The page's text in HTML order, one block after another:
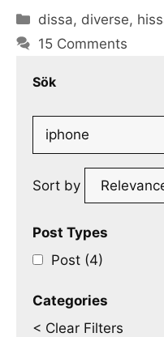
Categories
dissa, diverse,
15 Comments
Sök
Search
for:
Sort by
Post Types
Post (4)
Categories
< Clear Filters